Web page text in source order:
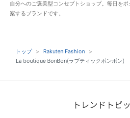
自分へのご褒美型コンセプトショップ。毎日を
案するブランドです。
トップ
Rakuten Fashion
La boutique BonBon(ラブティックボンボン)
トレンドトピ